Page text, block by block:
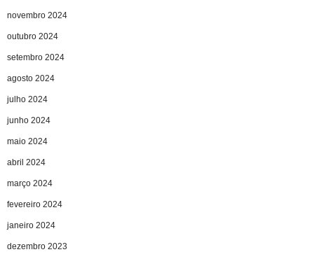
novembro 2024
outubro 2024
setembro 2024
agosto 2024
julho 2024
junho 2024
maio 2024
abril 2024
março 2024
fevereiro 2024
janeiro 2024
dezembro 2023